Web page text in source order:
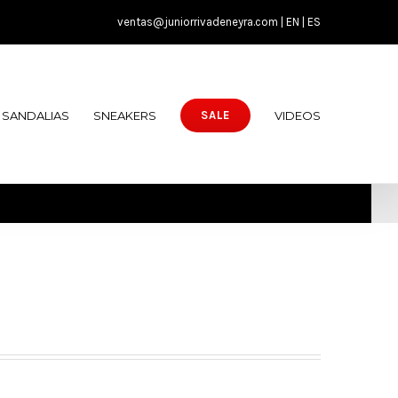
ventas@juniorrivadeneyra.com | EN ES
SANDALIAS SNEAKERS SALE VIDEOS